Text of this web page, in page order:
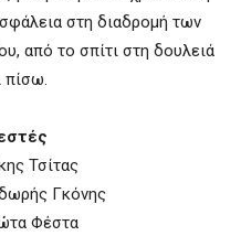
στη διαδρομή των
από το σπίτι στη δουλειά
πίσω.
Τσίτας
Γκόνης
Φέστα